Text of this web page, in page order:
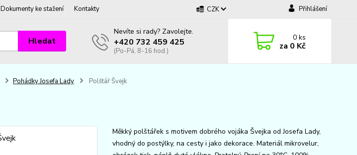
Dokumenty ke stažení Kontakty CZK Přihlášení
Hledat
Nevíte si rady? Zavolejte.
+420 732 459 425
(Po-Pá, 8-16 hod.)
0ks
za 0 Kč
Pohádky Josefa Lady Polštář Švejk
Měkký polštářek s motivem dobrého vojáka Švejka od Josefa Lady,
vhodný do postýlky, na cesty i jako dekorace. Materiál mikrovelur,